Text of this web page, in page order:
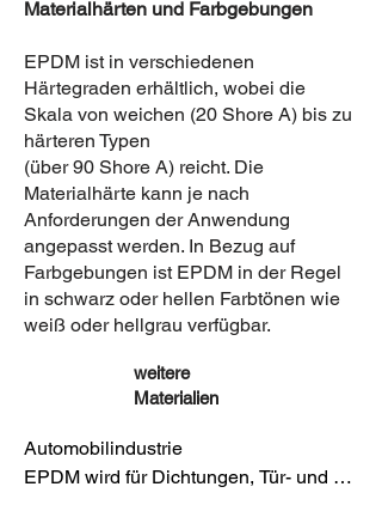
die es in verschiedenen
Industriebereichen unentbehrlich
macht.
​Es ist resistent gegenüber
Witterungseinflüssen, Ozon, UV,
alterungsbedingten Veränderungen
und vielen Chemikalien.
EPDM wird in verschiedenen
industriellen Anwendungen eingesetzt,
wo eine Kombination aus Elastizität,
Witterungsbeständigkeit und
Chemikalienbeständigkeit erforderlich
Flexibilität
EPDM zeichnet sich durch eine hohe
Materialhärten und Farbgebungen
EPDM ist in verschiedenen
Härtegraden erhältlich, wobei die
Skala von weichen (20 Shore A) bis zu
härteren Typen
(über 90 Shore A) reicht. Die
Materialhärte kann je nach
Anforderungen der Anwendung
angepasst werden. In Bezug auf
Farbgebungen ist EPDM in der Regel
in schwarz oder hellen Farbtönen wie
weiß oder hellgrau verfügbar.
weitere
Materialien
Automobilindustrie
EPDM wird für Dichtungen, Tür- und